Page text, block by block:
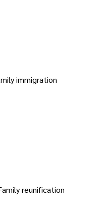
immigration
reunification